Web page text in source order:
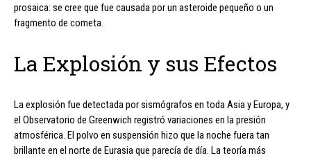
prosaica: se cree que fue causada por un asteroide pequeño o un
fragmento de cometa.
La Explosión y sus Efectos
La explosión fue detectada por sismógrafos en toda Asia y Europa, y
el Observatorio de Greenwich registró variaciones en la presión
atmosférica. El polvo en suspensión hizo que la noche fuera tan
brillante en el norte de Eurasia que parecía de día. La teoría más